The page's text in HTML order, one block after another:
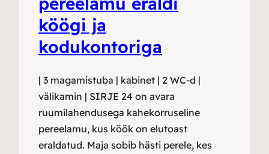
köögi ja
kodukontoriga
| 3 magamistuba | kabinet | 2 WC-d |
välikamin | SIRJE 24 on avara
ruumilahendusega kahekorruseline
pereelamu, kus köök on elutoast
eraldatud. Maja sobib hästi perele, kes